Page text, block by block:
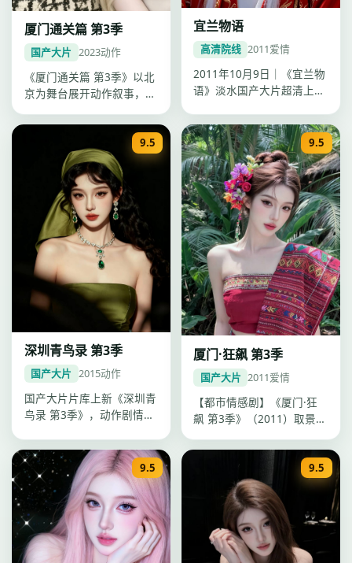
厦门通关篇 第3季
国产大片 2023动作
《厦门通关篇 第3季》以北
京为舞台展开动作叙事，杨
22…
宜兰物语
高清院线 2011爱情
2011年10月9日｜《宜兰物
语》淡水国产大片超清上
事，陈…
9.5
深圳青鸟录 第3季
国产大片 2015动作
国产大片片库上新《深圳青
鸟录 第3季》，动作剧情紧
准，20…
9.5
厦门·狂飙 第3季
国产大片 2011爱情
【都市情感剧】《厦门·狂
飙 第3季》（2011）取景重
刘…
9.5 9.5